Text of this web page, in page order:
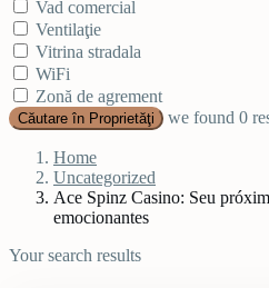
Vad comercial
Ventilaţie
Vitrina stradala
WiFi
Zonă de agrement
Căutare în Proprietăţi we found 0
Home
Uncategorized
Ace Spinz Casino: Seu
emocionantes
Your search results